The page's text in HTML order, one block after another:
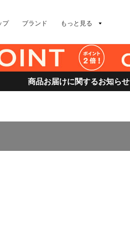
プ ブランド もっと見る
商品お届けに関するお知らせ